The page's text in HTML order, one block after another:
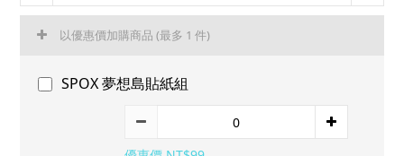
以優惠價加購商品 (最多 1 件)
SPOX 夢想島貼紙組